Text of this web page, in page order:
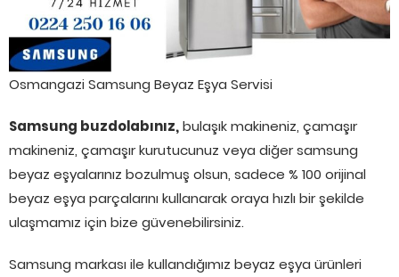
Osmangazi Samsung Beyaz Eşya Servisi
Samsung buzdolabınız,bulaşık makineniz, çamaşır
makineniz, çamaşır kurutucunuz veya diğer samsung
beyaz eşyalarınız bozulmuş olsun, sadece % 100 orijinal
beyaz eşya parçalarını kullanarak oraya hızlı bir şekilde
ulaşmamız için bize güvenebilirsiniz.
Samsung markası ile kullandığımız beyaz eşya ürünleri